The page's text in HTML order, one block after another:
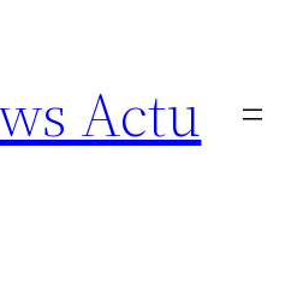
Actu